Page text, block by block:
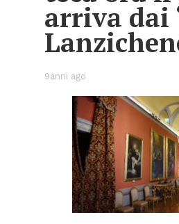
ar­ri­va dai
9anni ago